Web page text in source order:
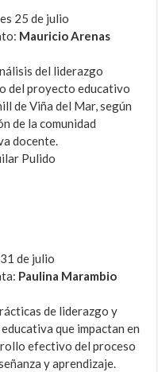
25 de julio
Mauricio Arenas
del liderazgo
del proyecto educativo
de Viña del Mar, según
de la comunidad
docente.
Pulido
de julio
Paulina Marambio
de liderazgo y
que impactan en
efectivo del proceso
y aprendizaje.